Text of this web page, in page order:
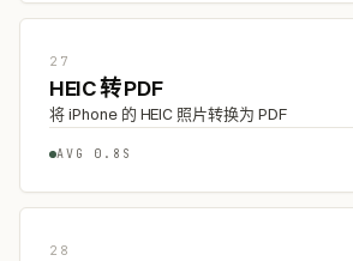
27
HEIC 转 PDF
将 iPhone 的 HEIC 照片转换为 PDF
AVG 0.8S
28